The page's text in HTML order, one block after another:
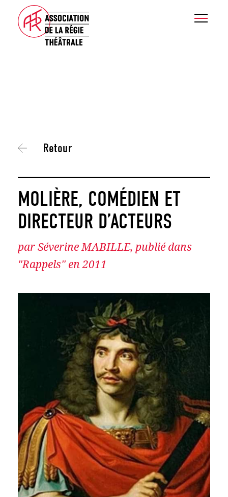
Retour
MOLIÈRE, COMÉDIEN ET
DIRECTEUR D’ACTEURS
par Séverine MABILLE, publié dans
"Rappels" en 2011